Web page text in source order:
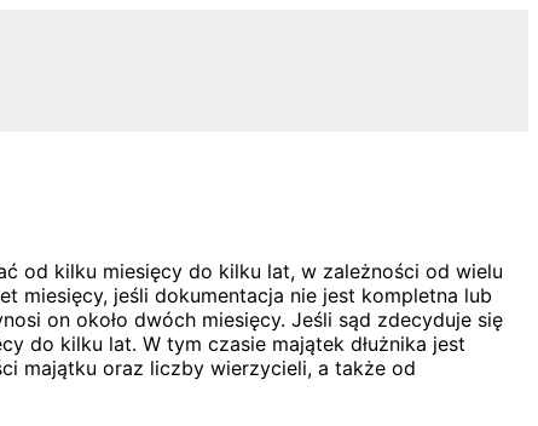
od kilku miesięcy do kilku lat, w zależności od wielu
miesięcy, jeśli dokumentacja nie jest kompletna lub
on około dwóch miesięcy. Jeśli sąd zdecyduje się
do kilku lat. W tym czasie majątek dłużnika jest
majątku oraz liczby wierzycieli, a także od